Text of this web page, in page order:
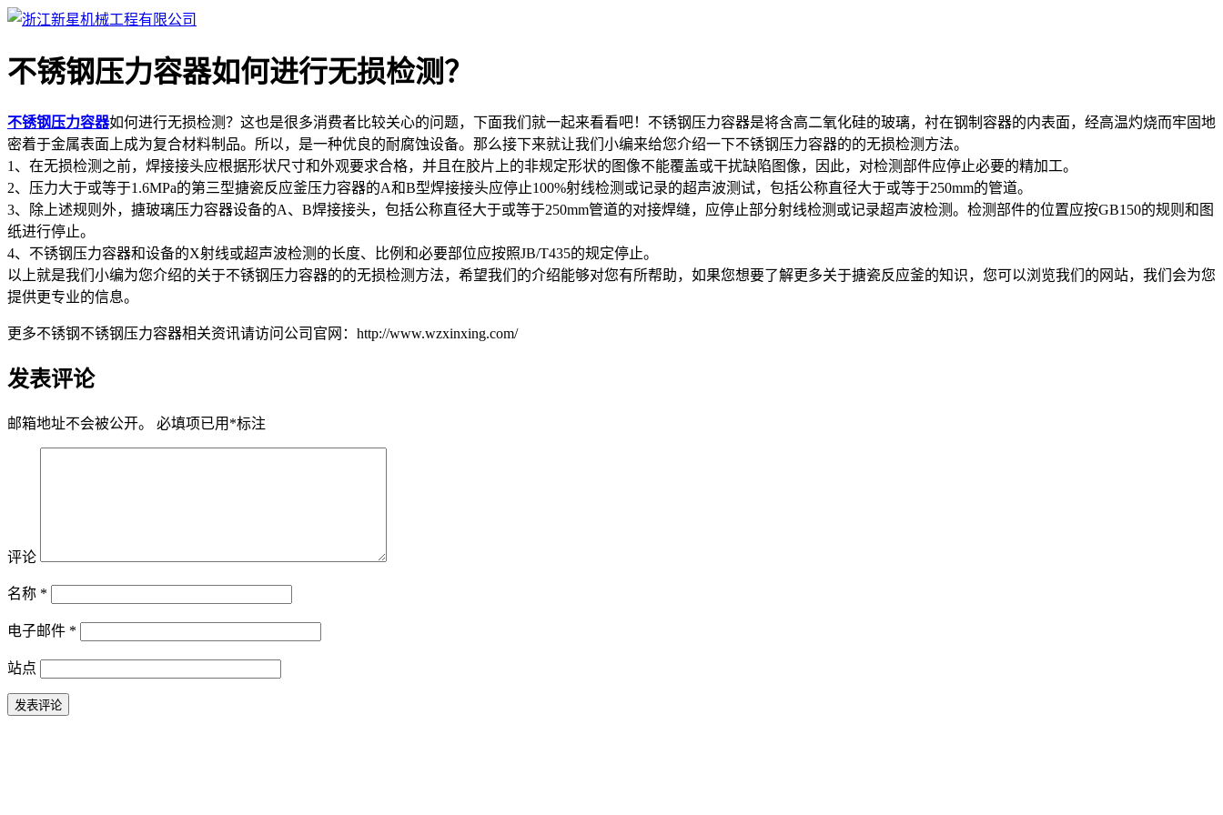
不锈钢压力容器如何进行无损检测？
不锈钢压力容器如何进行无损检测？这也是很多消费者比较关心的问题，下面我们就一起来看看吧！不锈钢压力容器是将含高二氧化硅的玻璃，衬在钢制容器的内表面，经高温灼烧而牢固地
密着于金属表面上成为复合材料制品。所以，是一种优良的耐腐蚀设备。那么接下来就让我们小编来给您介绍一下不锈钢压力容器的的无损检测方法。
1、在无损检测之前，焊接接头应根据形状尺寸和外观要求合格，并且在胶片上的非规定形状的图像不能覆盖或干扰缺陷图像，因此，对检测部件应停止必要的精加工。
2、压力大于或等于1.6MPa的第三型搪瓷反应釜压力容器的A和B型焊接接头应停止100%射线检测或记录的超声波测试，包括公称直径大于或等于250mm的管道。
3、除上述规则外，搪玻璃压力容器设备的A、B焊接接头，包括公称直径大于或等于250mm管道的对接焊缝，应停止部分射线检测或记录超声波检测。检测部件的位置应按GB150的规则和图
纸进行停止。
4、不锈钢压力容器和设备的X射线或超声波检测的长度、比例和必要部位应按照JB/T435的规定停止。
以上就是我们小编为您介绍的关于不锈钢压力容器的的无损检测方法，希望我们的介绍能够对您有所帮助，如果您想要了解更多关于搪瓷反应釜的知识，您可以浏览我们的网站，我们会为您
提供更专业的信息。
更多不锈钢不锈钢压力容器相关资讯请访问公司官网：http://www.wzxinxing.com/
发表评论
邮箱地址不会被公开。 必填项已用 *标注
评论
名称 *
电子邮件 *
站点